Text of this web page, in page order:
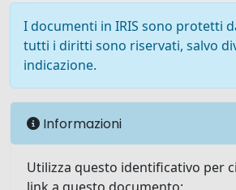
I documenti in IRIS sono protetti
tutti i diritti sono riservati, salvo
indicazione.
Informazioni
Utilizza questo identificativo per